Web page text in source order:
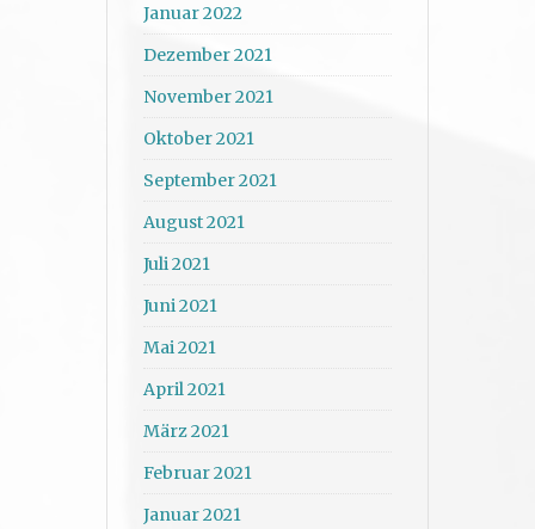
Januar 2022
Dezember 2021
November 2021
Oktober 2021
September 2021
August 2021
Juli 2021
Juni 2021
Mai 2021
April 2021
März 2021
Februar 2021
Januar 2021